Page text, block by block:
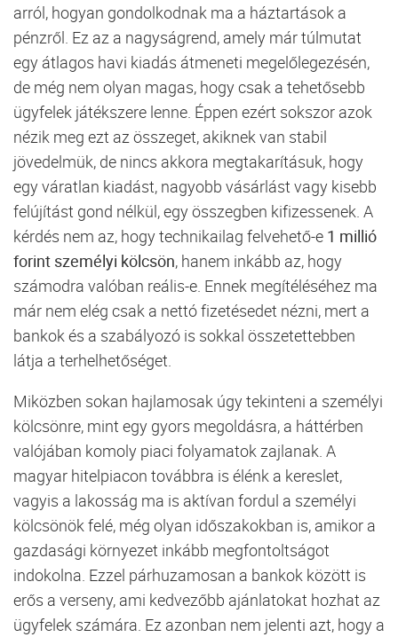
arról, hogyan gondolkodnak ma a háztartások a
pénzről. Ez az a nagyságrend, amely mártúlmutat
egy átlagos havi kiadás átmeneti megelőlegezésén,
de még nem olyan magas, hogycsak a tehetősebb
ügyfelek játékszere lenne. Éppen ezért sokszor azok
nézik meg ezt az összeget, akiknek van stabil
jövedelmük, de nincs akkora megtakarításuk, hogy
egyváratlan kiadást, nagyobb vásárlást vagy kisebb
felújítást gond nélkül,egyösszegben kifizessenek. A
kérdés nem az, hogytechnikailag felvehető-e 1 millió
forint személyi kölcsön, hanem inkább az, hogy
számodra valóban reális-e. Ennek megítéléséhez ma
már nem elég csak a nettófizetésedet nézni, mert a
bankok és a szabályozó is sokkal összetettebben
látja a terhelhetőséget.
Miközben sokan hajlamosak úgytekinteni a személyi
kölcsönre, mint egy gyors megoldásra, a háttérben
valójában komoly piaci folyamatok zajlanak. A
magyar hitelpiacon továbbra is élénk a kereslet,
vagyis a lakosság ma is aktívan fordul a személyi
kölcsönök felé, még olyan időszakokban is, amikor a
gazdasági környezet inkább megfontoltságot
indokolna. Ezzel párhuzamosan a bankok között is
erős a verseny, ami kedvezőbb ajánlatokat hozhat az
ügyfelek számára. Ez azonban nem jelenti azt, hogy a